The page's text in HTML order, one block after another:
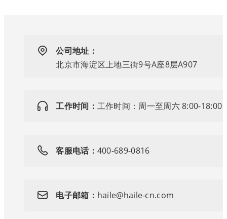
公司地址：
北京市海淀区上地三街9号A座8层A907
工作时间： 工作时间：周一至周六 8:00-18:00
客服电话： 400-689-0816
电子邮箱： haile@haile-cn.com